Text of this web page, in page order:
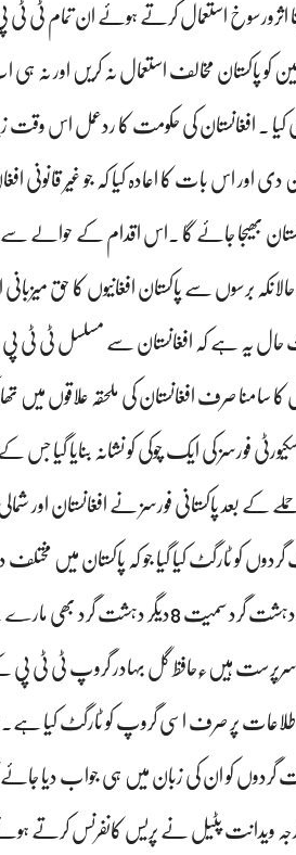
اثرورسوخ استعمال کرتے ہوئے ان تمام ٹی ٹی
کو پاکستان مخالف استعمال نہ کریں اور
۔ افغانستان کی حکومت کا ردعمل اس وقت
دی اور اس بات کا اعادہ کیا کہ جو غیر
بھیجا جائے گا ۔اس اقدام کے حوالے
برسوں سے پاکستان افغانیوں کا حق میزبانی
حال یہ ہے کہ افغانستان سے مسلسل ٹی ٹی
صرف افغانستان کی ملحقہ علاقوں میں تھا
فورسز کی ایک چوکی کو نشانہ بنایا گیا
بعد پاکستانی فورسز نے افغانستان اور
کو ٹارگٹ کیا گیا جو کہ پاکستان میں
تھے جب کہ شمالی وزیرستان میں بھی ایک انتہائی مطلوب
کے مطابق”افغانستان میں بعض مقتدر عناصر ٹی ٹی پی کے سرپرست
پر صرف اسی گروپ کو ٹارگٹ کیا
کو ان کی زبان میں ہی جواب دیا
خارجہ ویدانت پٹیل نے پریس کانفرنس کرتے